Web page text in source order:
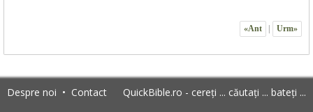
«Ant Urm»
Despre noi • Contact QuickBible.ro - cereți ... căutați ... bateți ...